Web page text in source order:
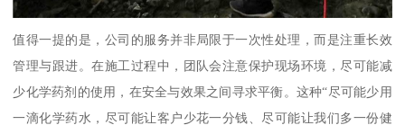
值得一提的是，公司的服务并非局限于一次性处理，而是注重长效
管理与跟进。在施工过程中，团队会注意保护现场环境，尽可能减
少化学药剂的使用，在安全与效果之间寻求平衡。这种“尽可能少用
一滴化学药水，尽可能让客户少花一分钱、尽可能让我们多一份健